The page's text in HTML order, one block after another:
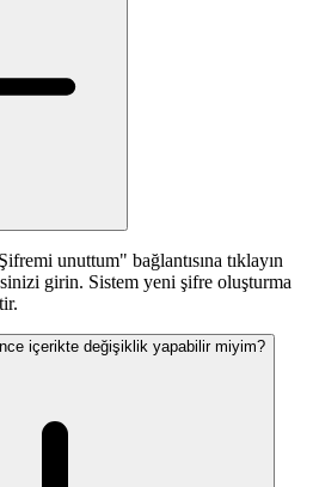
unuttum" bağlantısına tıklayın
girin. Sistem yeni şifre oluşturma
içerikte değişiklik yapabilir miyim?